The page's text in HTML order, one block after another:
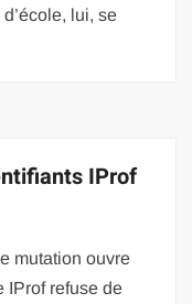
lui, se
IProf
mutation ouvre
IProf refuse de